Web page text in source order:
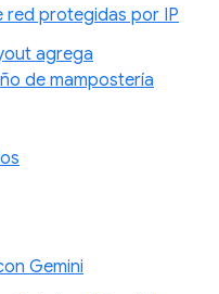
red protegidas por IP
agrega
de mampostería
Gemini